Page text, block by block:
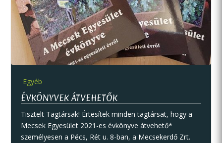
Egyéb
ÉVKÖNYVEK ÁTVEHETŐK
Tisztelt Tagtársak! Értesítek minden tagtársat, hogy a
Mecsek Egyesület 2021-es évkönyve átvehető*
személyesen a Pécs, Rét u. 8-ban, a Mecsekerdő Zrt.